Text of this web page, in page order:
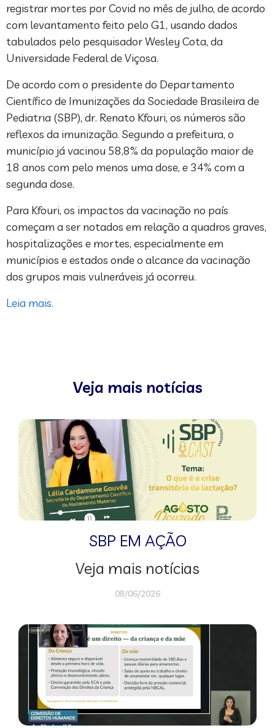
registrar mortes por Covid no mês de julho, de acordo
com levantamento feito pelo G1, usando dados
tabulados pelo pesquisador Wesley Cota, da
Universidade Federal de Viçosa.
De acordo com o presidente do Departamento
Científico de Imunizações da Sociedade Brasileira de
Pediatria (SBP), dr. Renato Kfouri, os números são
reflexos da imunização. Segundo a prefeitura, o
município já vacinou 58,8% da população maior de
18 anos com pelo menos uma dose, e 34% com a
segunda dose.
Para Kfouri, os impactos da vacinação no país
começam a ser notados em relação a quadros graves,
hospitalizações e mortes, especialmente em
municípios e estados onde o alcance da vacinação
dos grupos mais vulneráveis já ocorreu.
Leia mais.
Veja mais notícias
SBP EM AÇÃO
Veja mais notícias
08/06/2026